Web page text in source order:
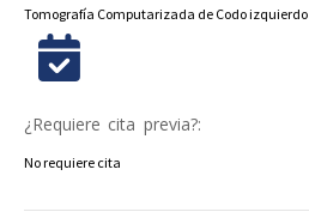
Tomografía Computarizada de Codo izquierdo
¿Requiere cita previa?:
No requiere cita